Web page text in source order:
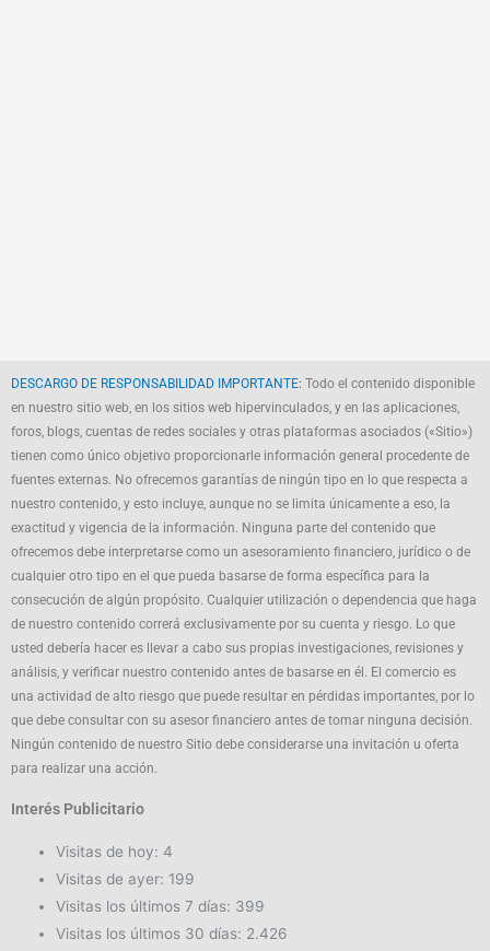
DESCARGO DE RESPONSABILIDAD IMPORTANTE: Todo el contenido disponible
en nuestro sitio web, en los sitios web hipervinculados, y en las aplicaciones,
foros, blogs, cuentas de redes sociales y otras plataformas asociados («Sitio»)
tienen como único objetivo proporcionarle información general procedente de
fuentes externas. No ofrecemos garantías de ningún tipo en lo que respecta a
nuestro contenido, y esto incluye, aunque no se limita únicamente a eso, la
exactitud y vigencia de la información. Ninguna parte del contenido que
ofrecemos debe interpretarse como un asesoramiento financiero, jurídico o de
cualquier otro tipo en el que pueda basarse de forma específica para la
consecución de algún propósito. Cualquier utilización o dependencia que haga
de nuestro contenido correrá exclusivamente por su cuenta y riesgo. Lo que
usted debería hacer es llevar a cabo sus propias investigaciones, revisiones y
análisis, y verificar nuestro contenido antes de basarse en él. El comercio es
una actividad de alto riesgo que puede resultar en pérdidas importantes, por lo
que debe consultar con su asesor financiero antes de tomar ninguna decisión.
Ningún contenido de nuestro Sitio debe considerarse una invitación u oferta
para realizar una acción.
Interés Publicitario
Visitas de hoy: 4
Visitas de ayer: 199
Visitas los últimos 7 días: 399
Visitas los últimos 30 días: 2.426